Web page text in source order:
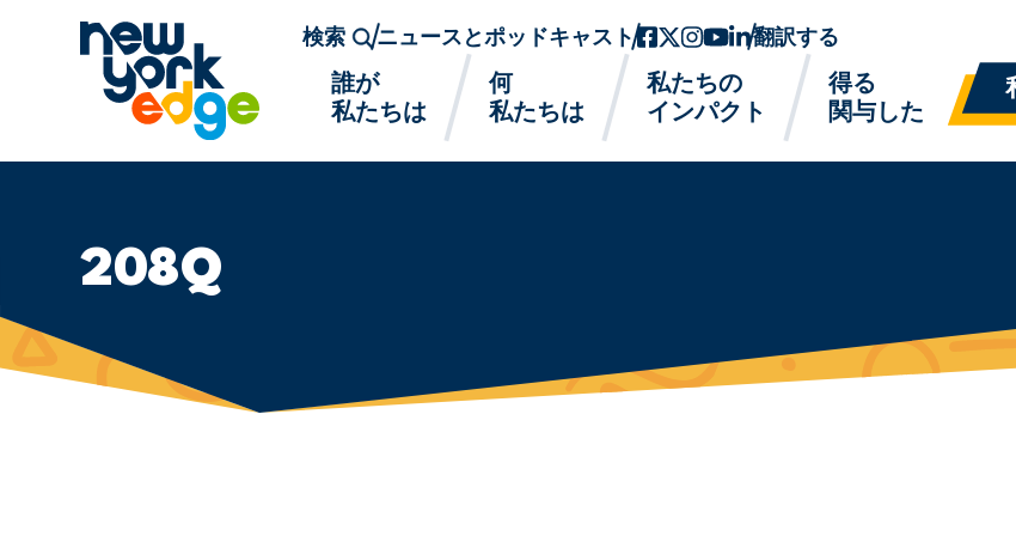
メインコンテンツへスキップ
検索 ニュースとポッドキャストフェイスブック
ツイッターx
インスタグラム
ユーチューブ
リンクトイン
翻訳する
誰が
私たちは
何
私たちは
私たちの
インパクト
得る
関与した
208Q